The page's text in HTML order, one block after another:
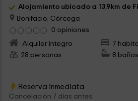
Alojamiento ubicado a 13.9km de
Bonifacio, Córcega
0 opiniones
Alquiler íntegro
7
28 personas
8 baños
Reserva inmediata
Cancelación 7 días antes